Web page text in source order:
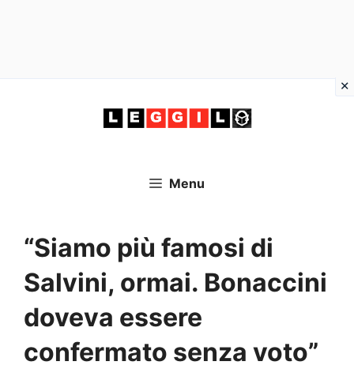
Menu
“Siamo più famosi di
Salvini, ormai. Bonaccini
doveva essere
confermato senza voto”